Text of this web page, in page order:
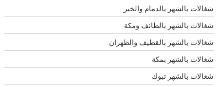
شغالات بالشهر بالدمام والخبر
شغالات بالشهر بالطائف ومكة
شغالات بالشهر بالقطيف والظهران
شغالات بالشهر بمكة
شغالات بالشهر تبوك